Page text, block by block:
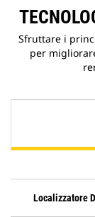
Sfruttare i
per
Localizzatore